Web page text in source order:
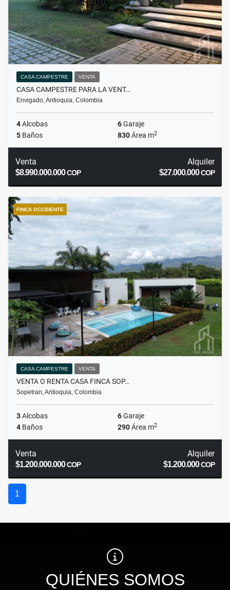
CASA CAMPESTRE VENTA
CASA CAMPESTRE PARA LA VENT…
Envigado, Antioquia, Colombia
4Alcobas 6Garaje
5 Baños 830Área m2
Venta
$8.990.000.000COP
Alquiler
$27.000.000COP
FINCA OCCIDENTE
CASA CAMPESTRE VENTA
VENTA O RENTA CASA FINCA SOP…
Sopetran, Antioquia, Colombia
3Alcobas 6Garaje
4 Baños 290Área m2
Venta
$1.200.000.000COP
Alquiler
$1.200.000COP
1
QUIÉNES SOMOS